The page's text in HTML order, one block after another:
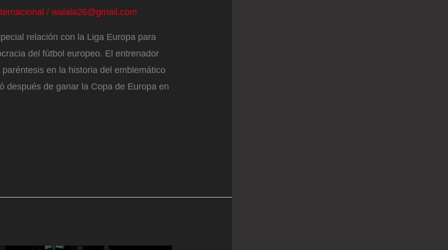
/ walala26@gmail.com
relación con la Liga Europa para
del fútbol europeo. El entrenador
en la historia del emblemático
después de ganar la Copa de Europa en